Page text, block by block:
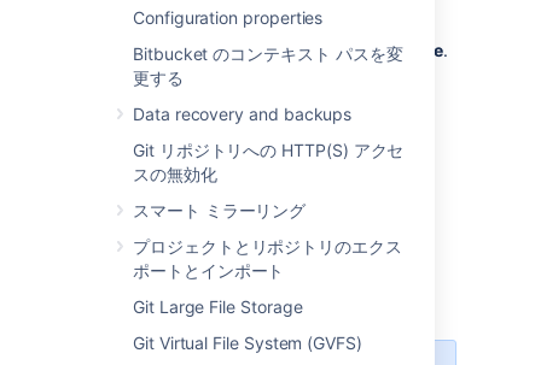
Configuration properties
Bitbucket のコンテキスト パスを変
更する
Data recovery and backups
Git リポジトリへの HTTP(S) アクセ
スの無効化
スマート ミラーリング
プロジェクトとリポジトリのエクス
ポートとインポート
Git Large File Storage
Git Virtual File System (GVFS)
pull requests in a project:
SelectProject settings > Auto-decline.
Select the
check-box to enable it.
request will be automatically declined
from1, 2, 4
[保存]を選択します。
Automatically decline inactive pull
requests for a repository